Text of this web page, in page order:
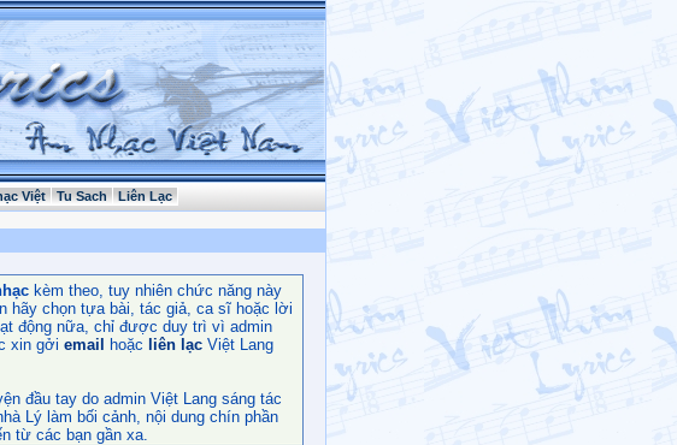
Việt Tu Sach Liên Lạc
kèm theo, tuy nhiên chức năng này
hãy chọn tựa bài, tác giả, ca sĩ hoặc lời
động nữa, chỉ được duy trì vì admin
xin gởi email hoặc liên lạc Việt Lang
đầu tay do admin Việt Lang sáng tác
Lý làm bối cảnh, nội dung chín phần
từ các bạn gần xa.